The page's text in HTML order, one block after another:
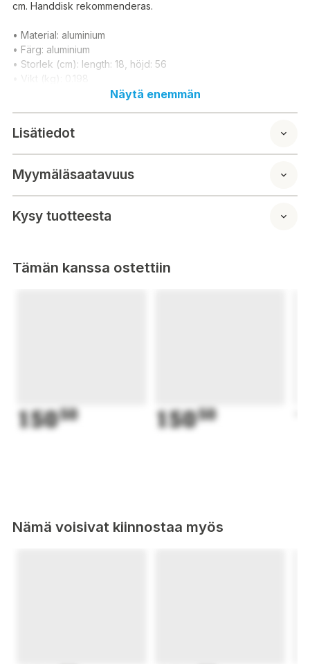
cm. Handdisk rekommenderas.
• Material: aluminium
• Färg: aluminium
• Storlek (cm): length: 18, höjd: 56
• Vikt (kg): 0.198
Näytä enemmän
Lisätiedot
Myymäläsaatavuus
Kysy tuotteesta
Tämän kanssa ostettiin
15050 15050
Nämä voisivat kiinnostaa myös